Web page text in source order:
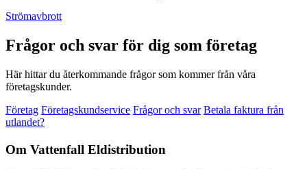
Strömavbrott
Frågor och svar för dig som företag
Här hittar du återkommande frågor som kommer från våra
företagskunder.
Företag Företagskundservice Frågor och svar Betala faktura från
utlandet?
Om Vattenfall Eldistribution